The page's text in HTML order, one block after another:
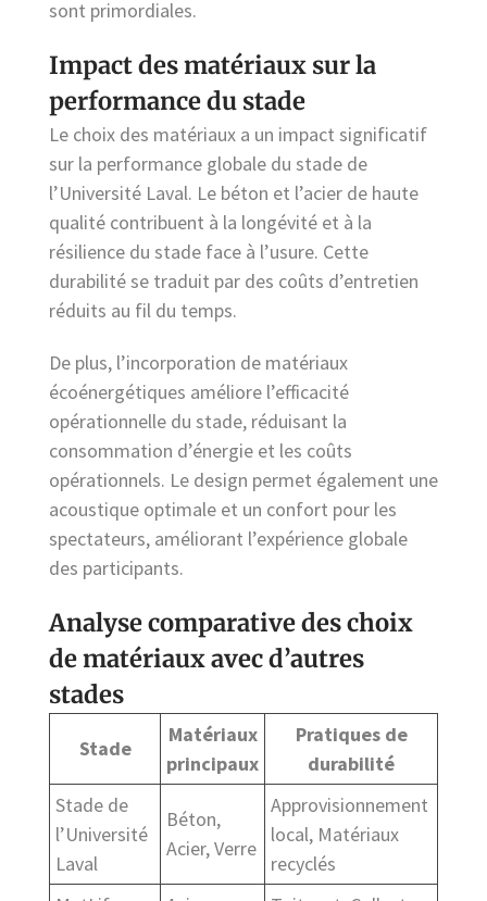
sont primordiales.
Impact des matériaux sur la
performance du stade
Le choix des matériaux a un impact significatif
sur la performance globale du stade de
l’Université Laval. Le béton et l’acier de haute
qualité contribuent à la longévité et à la
résilience du stade face à l’usure. Cette
durabilité se traduit par des coûts d’entretien
réduits au fil du temps.
De plus, l’incorporation de matériaux
écoénergétiques améliore l’efficacité
opérationnelle du stade, réduisant la
consommation d’énergie et les coûts
opérationnels. Le design permet également une
acoustique optimale et un confort pour les
spectateurs, améliorant l’expérience globale
des participants.
Analyse comparative des choix
de matériaux avec d’autres
stades
Stade
Matériaux
principaux
Pratiques de
durabilité
Stade de
l’Université
Laval
Béton,
Acier, Verre
Approvisionnement
local, Matériaux
recyclés